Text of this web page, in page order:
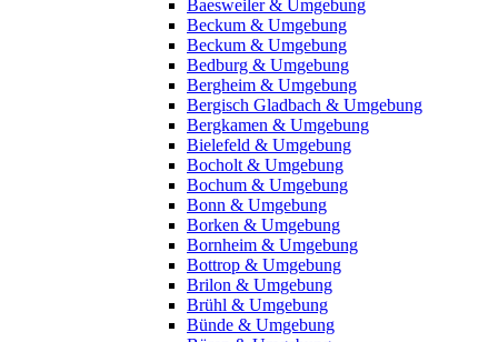
Baesweiler & Umgebung
Beckum & Umgebung
Beckum & Umgebung
Bedburg & Umgebung
Bergheim & Umgebung
Bergisch Gladbach & Umgebung
Bergkamen & Umgebung
Bielefeld & Umgebung
Bocholt & Umgebung
Bochum & Umgebung
Bonn & Umgebung
Borken & Umgebung
Bornheim & Umgebung
Bottrop & Umgebung
Brilon & Umgebung
Brühl & Umgebung
Bünde & Umgebung